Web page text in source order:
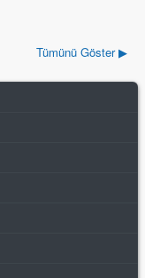
Tümünü Göster ▶